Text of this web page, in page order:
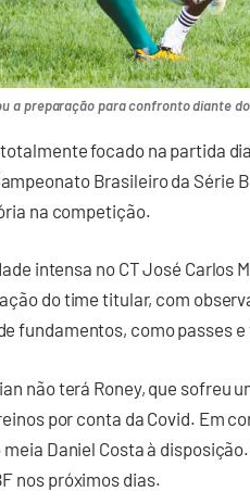
a preparação para confronto diante do
focado na partida
Brasileiro da Série
na competição.
intensa no CT José Carlos
do time titular, com
fundamentos, como passes
não terá Roney, que sofreu
por conta da Covid. Em
Daniel Costa à
nos próximos dias.